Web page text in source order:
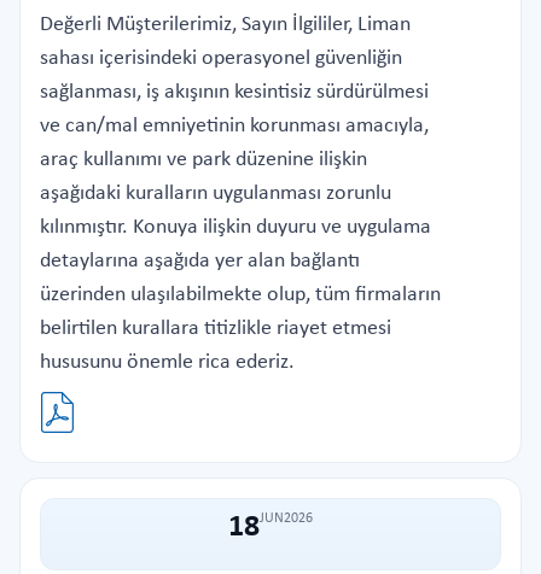
Değerli Müşterilerimiz, Sayın İlgililer, Liman
sahası içerisindeki operasyonel güvenliğin
sağlanması, iş akışının kesintisiz sürdürülmesi
ve can/mal emniyetinin korunması amacıyla,
araç kullanımı ve park düzenine ilişkin
aşağıdaki kuralların uygulanması zorunlu
kılınmıştır. Konuya ilişkin duyuru ve uygulama
detaylarına aşağıda yer alan bağlantı
üzerinden ulaşılabilmekte olup, tüm firmaların
belirtilen kurallara titizlikle riayet etmesi
hususunu önemle rica ederiz.
18JUN2026